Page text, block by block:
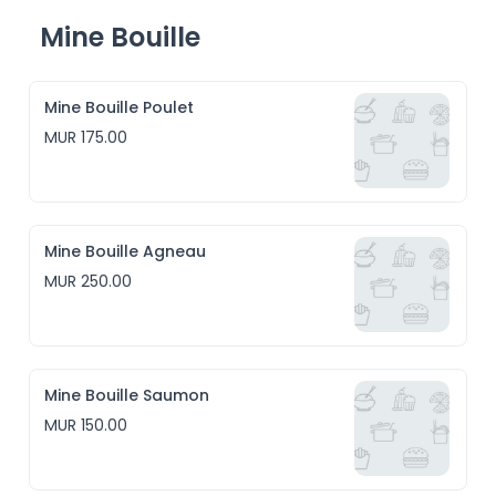
Mine Bouille
Mine Bouille Poulet
MUR 175.00
Mine Bouille Agneau
MUR 250.00
Mine Bouille Saumon
MUR 150.00